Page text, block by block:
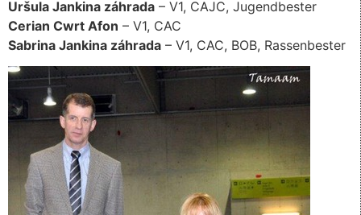
Uršula Jankina záhrada – V1, CAJC, Jugendbester
Cerian Cwrt Afon – V1, CAC
Sabrina Jankina záhrada – V1, CAC, BOB, Rassenbester